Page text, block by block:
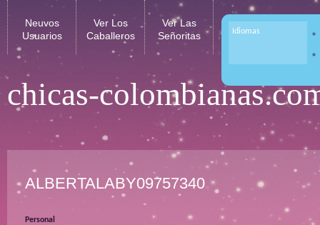
chicas-
Neuvos
Usuarios
Ver Los
Caballeros
Ver Las
Señoritas
Idiomas
ALBERTALABY09757340
Personal